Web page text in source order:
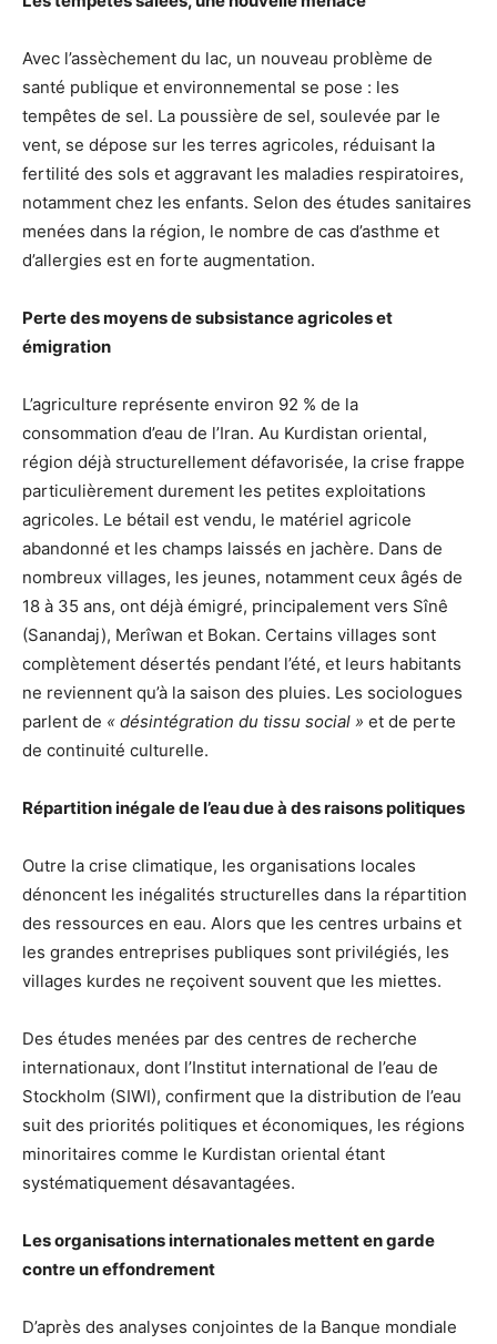
Avec l’assèchement du lac, un nouveau problème de
santé publique et environnemental se pose : les
tempêtes de sel. La poussière de sel, soulevée par le
vent, se dépose sur les terres agricoles, réduisant la
fertilité des sols et aggravant les maladies respiratoires,
notamment chez les enfants. Selon des études sanitaires
menées dans la région, le nombre de cas d’asthme et
d’allergies est en forte augmentation.
Perte des moyens de subsistance agricoles et
émigration
L’agriculture représente environ 92 % de la
consommation d’eau de l’Iran. Au Kurdistan oriental,
région déjà structurellement défavorisée, la crise frappe
particulièrement durement les petites exploitations
agricoles. Le bétail est vendu, le matériel agricole
abandonné et les champs laissés en jachère. Dans de
nombreux villages, les jeunes, notamment ceux âgés de
18 à 35 ans, ont déjà émigré, principalement vers Sînê
(Sanandaj), Merîwan et Bokan. Certains villages sont
complètement désertés pendant l’été, et leurs habitants
ne reviennent qu’à la saison des pluies. Les sociologues
parlent de « désintégration du tissu social » et de perte
de continuité culturelle.
Répartition inégale de l’eau due à des raisons politiques
Outre la crise climatique, les organisations locales
dénoncent les inégalités structurelles dans la répartition
des ressources en eau. Alors que les centres urbains et
les grandes entreprises publiques sont privilégiés, les
villages kurdes ne reçoivent souvent que les miettes.
Des études menées par des centres de recherche
internationaux, dont l’Institut international de l’eau de
Stockholm (SIWI), confirment que la distribution de l’eau
suit des priorités politiques et économiques, les régions
minoritaires comme le Kurdistan oriental étant
systématiquement désavantagées.
Les organisations internationales mettent en garde
contre un effondrement
D’après des analyses conjointes de la Banque mondiale